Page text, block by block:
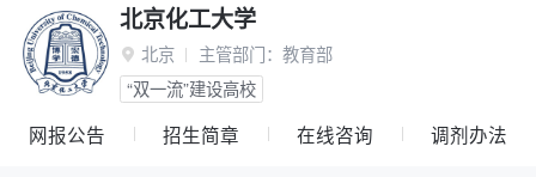
北京化工大学
 北京 主管部门： 教育部
“双一流”建设高校
网报公告 招生简章 在线咨询 调剂办法